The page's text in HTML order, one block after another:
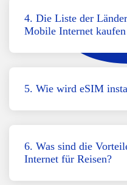
4. Die Liste der
Mobile Internet
5. Wie wird eSIM
6. Was sind die
Internet für Reisen?